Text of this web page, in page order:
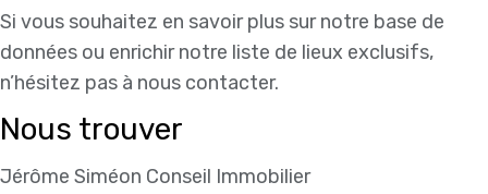
Si vous souhaitez en savoir plus sur notre base de
données ou enrichir notre liste de lieux exclusifs,
n’hésitez pas à nous contacter.
Nous trouver
Jérôme Siméon Conseil Immobilier